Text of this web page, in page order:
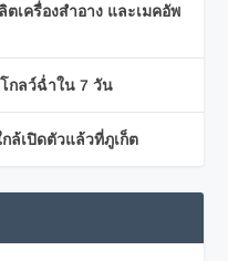
ตเครื่องสำอาง และเมคอัพ
โกลว์ฉ่ำใน 7 วัน
ล้เปิดตัวแล้วที่ภูเก็ต